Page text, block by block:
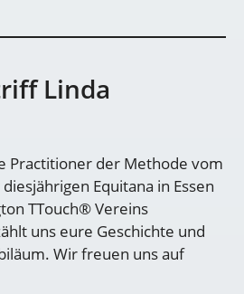
Linda
Practitioner der Methode vom
Equitana in Essen
TTouch® Vereins
uns eure Geschichte und
Wir freuen uns auf